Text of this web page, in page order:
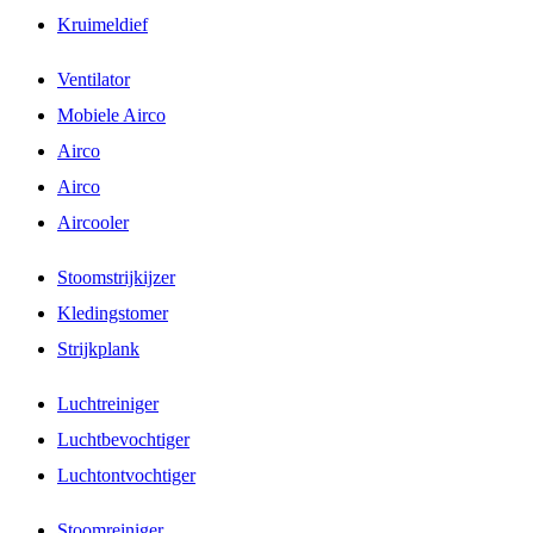
Kruimeldief
Ventilator
Mobiele Airco
Airco
Airco
Aircooler
Stoomstrijkijzer
Kledingstomer
Strijkplank
Luchtreiniger
Luchtbevochtiger
Luchtontvochtiger